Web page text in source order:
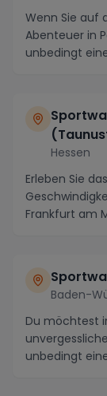
Wenn Sie auf
Abenteuer in
unbedingt
Hessen
Erleben Sie
Frankfurt am
Baden-
Du möchtest
unbedingt